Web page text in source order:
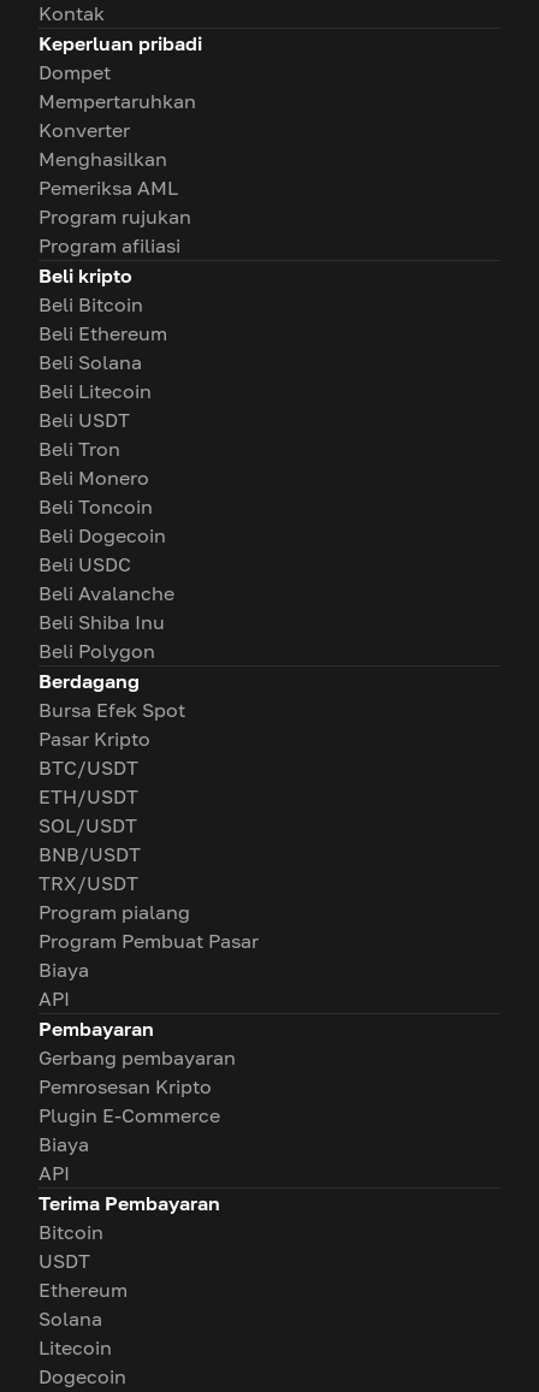
Kontak
Keperluan pribadi
Dompet
Mempertaruhkan
Konverter
Menghasilkan
Pemeriksa AML
Program rujukan
Program afiliasi
Beli kripto
Beli Bitcoin
Beli Ethereum
Beli Solana
Beli Litecoin
Beli USDT
Beli Tron
Beli Monero
Beli Toncoin
Beli Dogecoin
Beli USDC
Beli Avalanche
Beli Shiba Inu
Beli Polygon
Berdagang
Bursa Efek Spot
Pasar Kripto
BTC/USDT
ETH/USDT
SOL/USDT
BNB/USDT
TRX/USDT
Program pialang
Program Pembuat Pasar
Biaya
API
Pembayaran
Gerbang pembayaran
Pemrosesan Kripto
Plugin E-Commerce
Biaya
API
Terima Pembayaran
Bitcoin
USDT
Ethereum
Solana
Litecoin
Dogecoin